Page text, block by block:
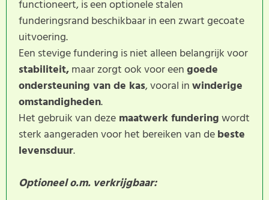
functioneert, is een optionele stalen
funderingsrand beschikbaar in een zwart gecoate
uitvoering.
Een stevige fundering is niet alleen belangrijk voor
stabiliteit,maar zorgt ook voor eengoede
ondersteuning van de kas, vooral inwinderige
omstandigheden.
Het gebruik van deze maatwerk funderingwordt
sterk aangeraden voor het bereiken van debeste
levensduur.
Optioneel o.m. verkrijgbaar: